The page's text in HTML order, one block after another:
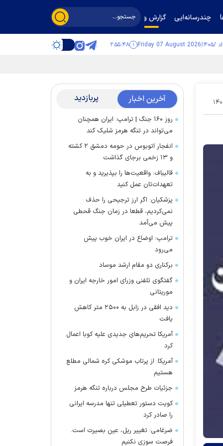
چندرسانه‌ایی گزارش و گفت‌وگو
Friday 07 August 2026 ۲:۵۵:۴۹
۱۷ آخرین اخبار پربازدید
روز ۱۶۰ جنگ | ترامپ: ایران همچنان
می‌تواند در تنگه هرمز شلیک کند
انفجار اتوبوس در حومه دمشق ۲ کشته
و ۱۳ زخمی برجای گذاشت
قالیباف: واقعیت‌ها را بپذیرید و به
تعهدات‌تان عمل کنید
پزشکیان: اگر ارز ترجیحی را حذف
نمی‌کردیم، قطعا در زمان جنگ قحطی
پیش می‌آمد
ترامپ: اوضاع در ایران خوب پیش
می‌رود
برکناری دو مقام ارشد موساد
گفتگوی تلفنی وزرای امور خارجه ایران و
موریتانی
دید افقی در زابل به ۲۵۰۰ متر کاهش
یافت
آمریکا تحریم‌های جدیدی علیه کوبا اعمال
کرد
آمریکا: از پرتاب موشکی کره شمالی مطلع
هستیم
جزئیات طرح مجلس درباره تنگه هرمز
کویت دستور تعطیلی تنها مدرسه ایرانی
را صادر کرد
ضرغامی: تغییر ریل، عین بصیرت است.
فرصت سوزی نکنیم